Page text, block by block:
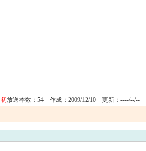
初放送本数：54 作成：2009/12/10 更新：----/--/--